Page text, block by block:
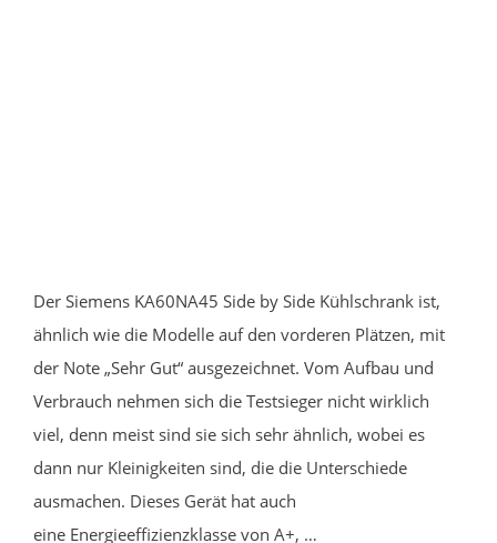
Der Siemens KA60NA45 Side by Side Kühlschrank ist,
ähnlich wie die Modelle auf den vorderen Plätzen, mit
der Note „Sehr Gut“ ausgezeichnet. Vom Aufbau und
Verbrauch nehmen sich die Testsieger nicht wirklich
viel, denn meist sind sie sich sehr ähnlich, wobei es
dann nur Kleinigkeiten sind, die die Unterschiede
ausmachen. Dieses Gerät hat auch
eine Energieeffizienzklasse von A+, …